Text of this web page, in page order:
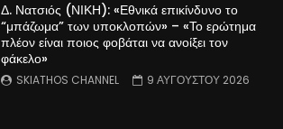
Δ. Νατσιός (ΝΙΚΗ): «Εθνικά επικίνδυνο το
“μπάζωμα” των υποκλοπών» – «Το ερώτημα
πλέον είναι ποιος φοβάται να ανοίξει τον
φάκελο»
SKIATHOS CHANNEL 9 ΑΥΓΟΥΣΤΟΥ 2026